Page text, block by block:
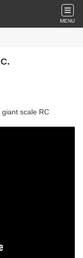
MENU
scale RC